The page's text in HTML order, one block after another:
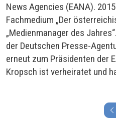
News Agencies (EANA).
Fachmedium „Der
„Medienmanager des
der Deutschen Presse-
erneut zum Präsidenten der
Kropsch ist verheiratet und